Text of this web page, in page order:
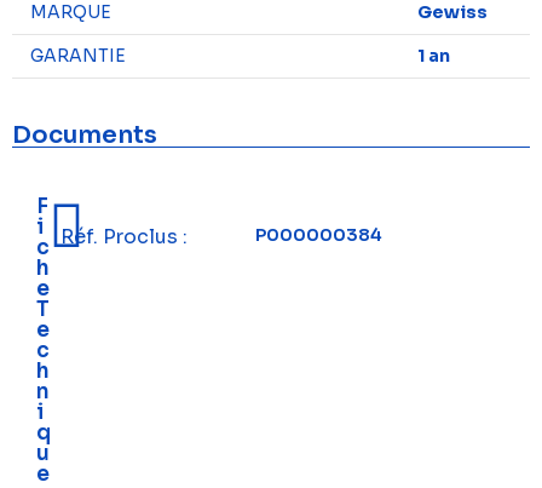
MARQUE
Gewiss
GARANTIE
1 an
Documents
F
i
c
h
e
T
e
c
h
n
i
q
u
e
Réf. Proclus : P000000384